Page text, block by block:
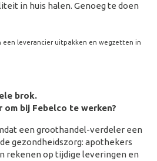
in huis halen. Genoeg te doen
leverancier uitpakken en wegzetten in
brok.
om bij Febelco te werken?
een groothandel-verdeler een
gezondheidszorg: apothekers
rekenen op tijdige leveringen en